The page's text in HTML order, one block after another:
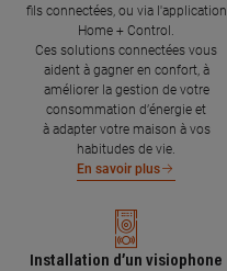
fils connectées, ou via l'application
Home + Control.
Ces solutions connectées vous
aident à gagner en confort, à
améliorer la gestion de votre
consommation d’énergie et
à adapter votre maison à vos
habitudes de vie.
En savoir plus
Installation d’un visiophone